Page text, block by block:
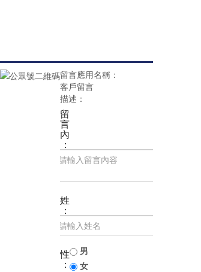
留言應用名稱：
客戶留言
描述：
留
言
內
容：
姓
名：
性
別：
男
女